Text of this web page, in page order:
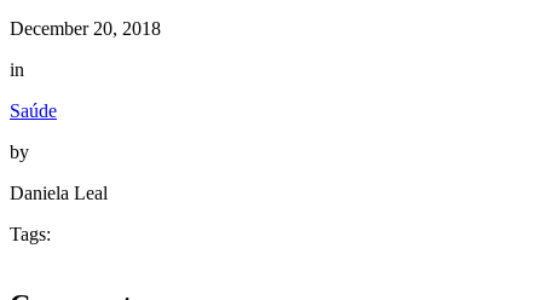
December 20, 2018
in
Saúde
by
Daniela Leal
Tags: